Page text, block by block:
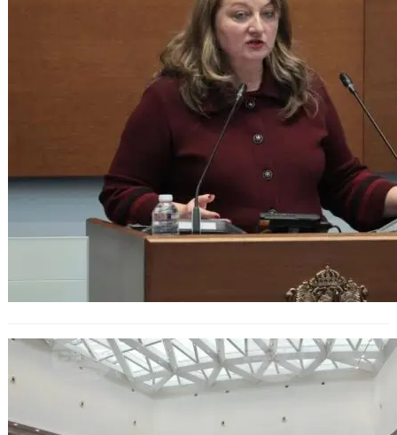
Държавният бюджет за 2024 г.
влиза на първо четене в пленарната
зала днес